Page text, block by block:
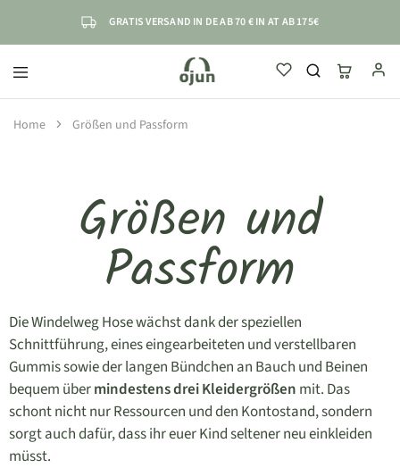
GRATIS VERSAND IN DE AB 70 € IN AT AB 175€
ojun
einfach
selbstständig
Home Größen und Passform
Größen und
Passform
Die Windelweg Hose wächst dank der speziellen
Schnittführung, eines eingearbeiteten und verstellbaren
Gummis sowie der langen Bündchen an Bauch und Beinen
bequem übermindestens drei Kleidergrößen mit. Das
schont nicht nur Ressourcen und den Kontostand, sondern
sorgt auch dafür, dass ihr euer Kind seltener neu einkleiden
müsst.